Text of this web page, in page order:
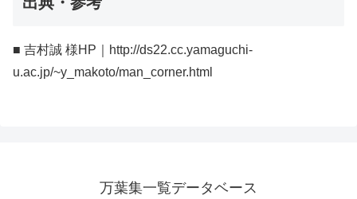
■ 吉村誠 様HP｜http://ds22.cc.yamaguchi-
u.ac.jp/~y_makoto/man_corner.html
万葉集一覧データベース